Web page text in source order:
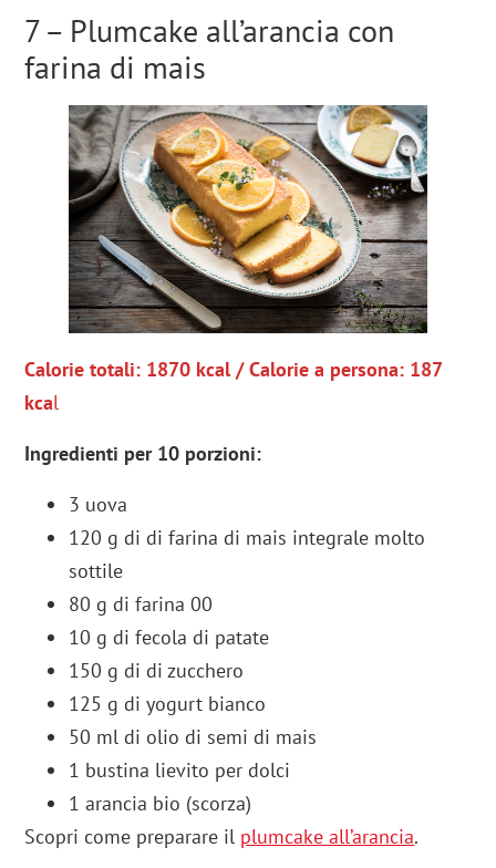
7 – Plumcake all’arancia con
farina di mais
Calorie totali: 1870 kcal / Calorie a persona: 187
kcal
Ingredienti per 10 porzioni:
3 uova
120 g di di farina di mais integrale molto
sottile
80 g di farina 00
10 g di fecola di patate
150 g di di zucchero
125 g di yogurt bianco
50 ml di olio di semi di mais
1 bustina lievito per dolci
1 arancia bio (scorza)
Scopri come preparare il plumcake all’arancia.